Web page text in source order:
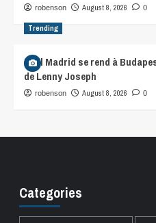
robenson August 8, 2026 0
Trending
Real Madrid se rend à
de Lenny Joseph
robenson August 8, 2026 0
Categories